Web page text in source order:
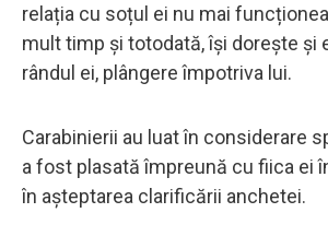
relația cu soțul ei nu mai
mult timp și totodată, își dorește și
rândul ei, plângere împotriva lui.
Carabinierii au luat în considerare
a fost plasată împreună cu fiica ei
în așteptarea clarificării anchetei.